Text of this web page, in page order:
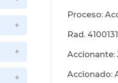
Proceso:
Rad.
Accionante:
Accionado: